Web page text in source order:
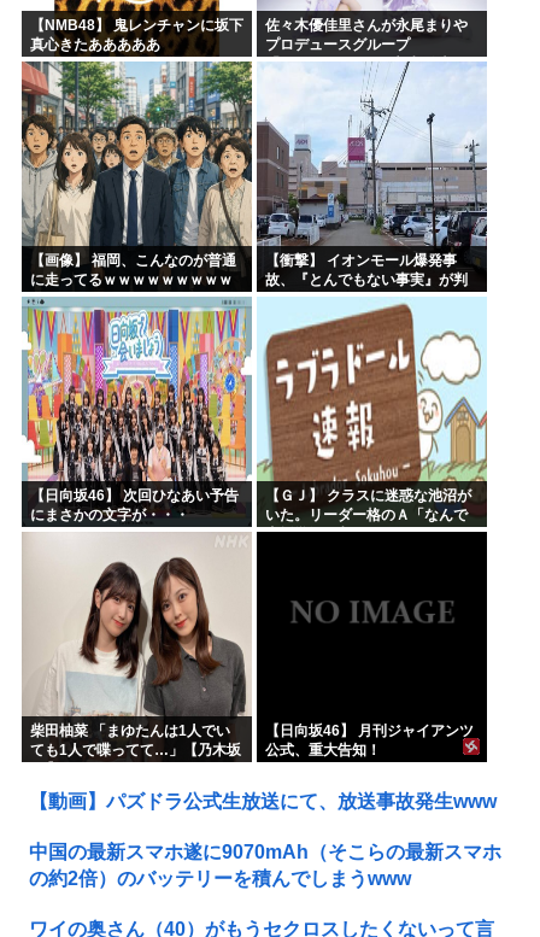
【NMB48】 鬼レンチャンに坂下
真心きたあああああ
佐々木優佳里さんが永尾まりや
プロデュースグループ
「WASURENA」に加入発表！
現在のグループと兼任へ【元
AKB48ゆかるん・まりやぎ】
【画像】 福岡、こんなのが普通
に走ってるｗｗｗｗｗｗｗｗｗ
ｗｗｗｗｗｗｗ
【衝撃】 イオンモール爆発事
故、『とんでもない事実』が判
明してしまう・・・・・・
【日向坂46】 次回ひなあい予告
にまさかの文字が・・・
【ＧＪ】 クラスに迷惑な池沼が
いた。リーダー格のＡ「なんで
支援学級に入れないんです
柴田柚菜 「まゆたんは1人でい
ても1人で喋ってて…」【乃木坂
【日向坂46】 月刊ジャイアンツ
公式、重大告知！
【動画】パズドラ公式生放送にて、放送事故発生www
中国の最新スマホ遂に9070mAh（そこらの最新スマホ
の約2倍）のバッテリーを積んでしまうwww
ワイの奥さん（40）がもうセクロスしたくないって言